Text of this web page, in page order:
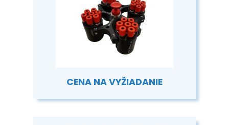
CENA NA VYŽIADANIE